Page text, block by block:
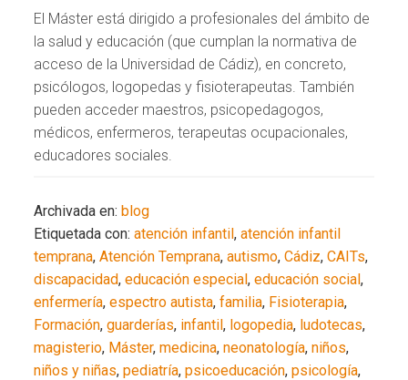
El Máster está dirigido a profesionales del ámbito de
la salud y educación (que cumplan la normativa de
acceso de la Universidad de Cádiz), en concreto,
psicólogos, logopedas y fisioterapeutas. También
pueden acceder maestros, psicopedagogos,
médicos, enfermeros, terapeutas ocupacionales,
educadores sociales.
Archivada en:blog
Etiquetada con:atención infantil,atención infantil
temprana,Atención Temprana,autismo,Cádiz,CAITs,
discapacidad,educación especial,educación social,
enfermería,espectro autista,familia, Fisioterapia,
Formación,guarderías, infantil, logopedia, ludotecas,
magisterio, Máster,medicina,neonatología,niños,
niños y niñas,pediatría,psicoeducación,psicología,